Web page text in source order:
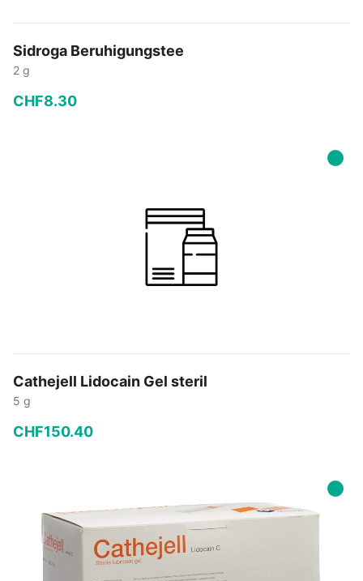
Sidroga Beruhigungstee
2 g
CHF8.30
Cathejell Lidocain Gel steril
5 g
CHF150.40
In den Warenkorb